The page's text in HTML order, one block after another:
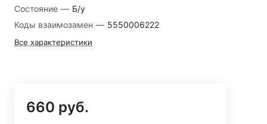
Состояние — Б/у
Коды взаимозамен — 5550006222
Все характеристики
660 руб.